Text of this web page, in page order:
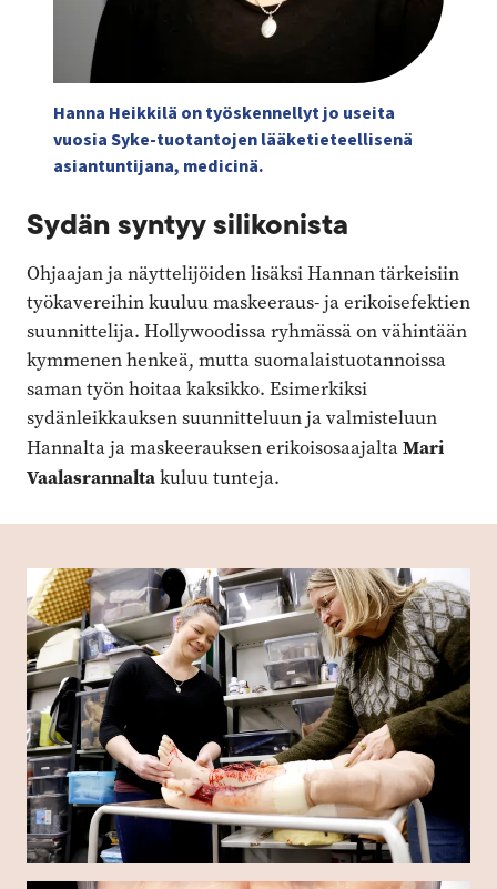
Hanna Heikkilä on työskennellyt jo useita
vuosia Syke-tuotantojen lääketieteellisenä
asiantuntijana, medicinä.
Sydän syntyy silikonista
Ohjaajan ja näyttelijöiden lisäksi Hannan tärkeisiin
työkavereihin kuuluu maskeeraus- ja erikoisefektien
suunnittelija. Hollywoodissa ryhmässä on vähintään
kymmenen henkeä, mutta suomalaistuotannoissa
saman työn hoitaa kaksikko. Esimerkiksi
sydänleikkauksen suunnitteluun ja valmisteluun
Hannalta ja maskeerauksen erikoisosaajaltaMari
Vaalas­rannaltakuluu tunteja.